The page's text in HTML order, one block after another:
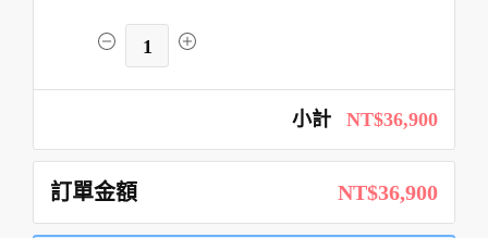
1
小計 NT$36,900
訂單金額 NT$36,900